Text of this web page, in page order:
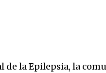
de la Epilepsia, la